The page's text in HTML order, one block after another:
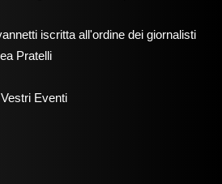
iscritta all'ordine dei giornalisti
Pratelli
Eventi